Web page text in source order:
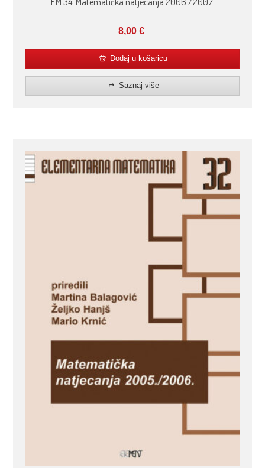
8,00€
Dodaj u košaricu
Saznaj više